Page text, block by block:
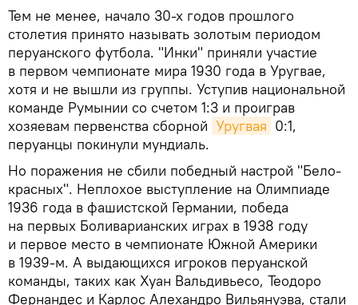
Тем не менее, начало 30-х годов прошлого
столетия принято называть золотым периодом
перуанского футбола. "Инки" приняли участие
в первом чемпионате мира 1930 года в Уругвае,
хотя и не вышли из группы. Уступив национальной
команде Румынии со счетом 1:3 и проиграв
хозяевам первенства сборной Уругвая 0:1,
перуанцы покинули мундиаль.
Но поражения не сбили победный настрой "Бело-
красных". Неплохое выступление на Олимпиаде
1936 года в фашистской Германии, победа
на первых Боливарианских играх в 1938 году
и первое место в чемпионате Южной Америки
в 1939-м. А выдающихся игроков перуанской
команды, таких как Хуан Вальдивьесо, Теодоро
Фернандес и Карлос Алехандро Вильянуэва, стали